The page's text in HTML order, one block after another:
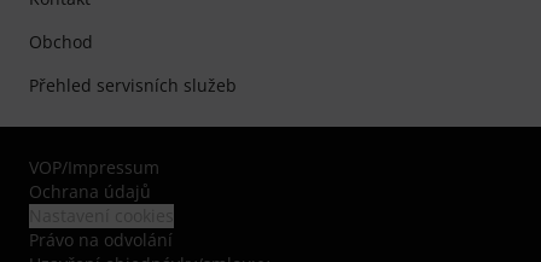
Obchod
Přehled servisních služeb
VOP/Impressum
Ochrana údajů
Právo na odvolání